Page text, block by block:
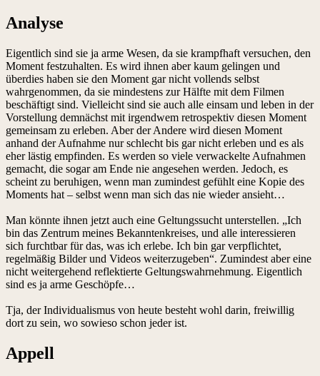
Analyse
Eigentlich sind sie ja arme Wesen, da sie krampfhaft versuchen, den
Moment festzuhalten. Es wird ihnen aber kaum gelingen und
überdies haben sie den Moment gar nicht vollends selbst
wahrgenommen, da sie mindestens zur Hälfte mit dem Filmen
beschäftigt sind. Vielleicht sind sie auch alle einsam und leben in der
Vorstellung demnächst mit irgendwem retrospektiv diesen Moment
gemeinsam zu erleben. Aber der Andere wird diesen Moment
anhand der Aufnahme nur schlecht bis gar nicht erleben und es als
eher lästig empfinden. Es werden so viele verwackelte Aufnahmen
gemacht, die sogar am Ende nie angesehen werden. Jedoch, es
scheint zu beruhigen, wenn man zumindest gefühlt eine Kopie des
Moments hat – selbst wenn man sich das nie wieder ansieht…
Man könnte ihnen jetzt auch eine Geltungssucht unterstellen. „Ich
bin das Zentrum meines Bekanntenkreises, und alle interessieren
sich furchtbar für das, was ich erlebe. Ich bin gar verpflichtet,
regelmäßig Bilder und Videos weiterzugeben“. Zumindest aber eine
nicht weitergehend reflektierte Geltungswahrnehmung. Eigentlich
sind es ja arme Geschöpfe…
Tja, der Individualismus von heute besteht wohl darin, freiwillig
dort zu sein, wo sowieso schon jeder ist.
Appell